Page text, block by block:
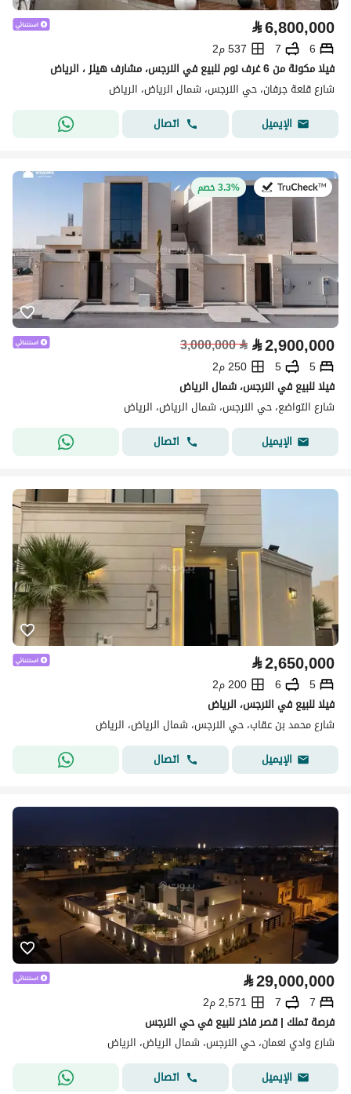
⃁6,800,000
6
7
537 م2
فيلا مكونة من 6 غرف نوم للبيع في النرجس، مشارف هيلز ، الرياض
شارع قلعة جرفان، حي النرجس، شمال الرياض، الرياض
الإيميل
اتصال
في:28 يوليو 20263.3% خصم
⃁2,900,000
⃁
3,000,000
5
5
250 م2
فيلا للبيع في النرجس، شمال الرياض
شارع التواضع، حي النرجس، شمال الرياض، الرياض
الإيميل
اتصال
⃁2,650,000
5
6
200 م2
فيلا للبيع في النرجس، الرياض
شارع محمد بن عقاب، حي النرجس، شمال الرياض، الرياض
الإيميل
اتصال
⃁29,000,000
7
7
2,571 م2
فرصة تملك | قصر فاخر للبيع في حي النرجس
شارع وادي نعمان، حي النرجس، شمال الرياض، الرياض
الإيميل
اتصال